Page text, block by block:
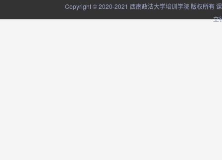
Copyright © 2020-2021 西南政法大学培训学院 版权所有
立